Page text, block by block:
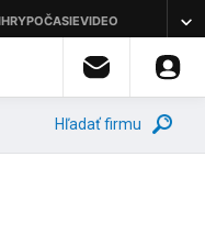
Hľadať firmu